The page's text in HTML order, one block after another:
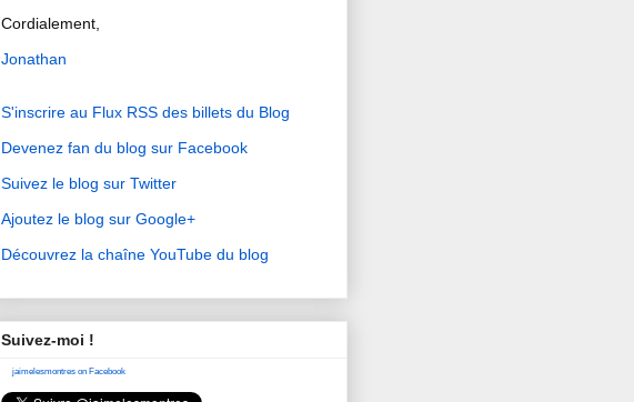
Cordialement,
Jonathan
S'inscrire au Flux RSS des billets du Blog
Devenez fan du blog sur Facebook
Suivez le blog sur Twitter
Ajoutez le blog sur Google+
Découvrez la chaîne YouTube du blog
Suivez-moi !
jaimelesmontres on Facebook